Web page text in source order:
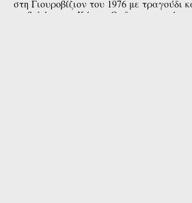
στη Γιουροβίζιον του 1976 με τραγούδι
εισβολής στην Κύπρο. Οι διοργανωτές